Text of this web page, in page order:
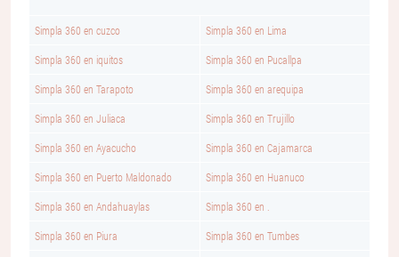
Simpla 360 en cuzco Simpla 360 en Lima
Simpla 360 en iquitos Simpla 360 en Pucallpa
Simpla 360 en Tarapoto Simpla 360 en arequipa
Simpla 360 en Juliaca Simpla 360 en Trujillo
Simpla 360 en Ayacucho Simpla 360 en Cajamarca
Simpla 360 en Puerto Maldonado Simpla 360 en Huanuco
Simpla 360 en Andahuaylas Simpla 360 en .
Simpla 360 en Piura Simpla 360 en Tumbes